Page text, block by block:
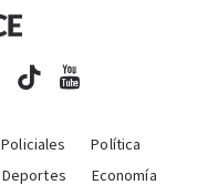
Policiales
Política
Deportes
Economía